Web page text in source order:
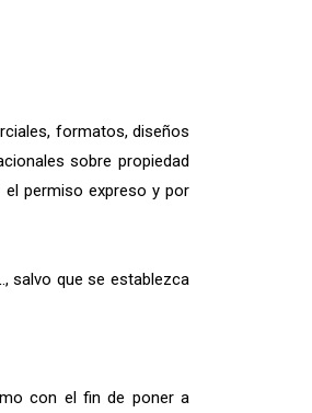
formatos, diseños
sobre propiedad
el permiso expreso y por
salvo que se establezca
con el fin de poner a